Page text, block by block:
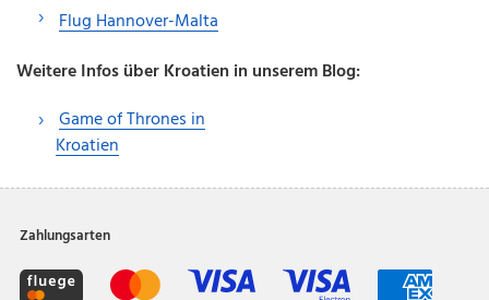
Flug Hannover-Malta
Weitere Infos über Kroatien in unserem Blog:
Game of Thrones in
Kroatien